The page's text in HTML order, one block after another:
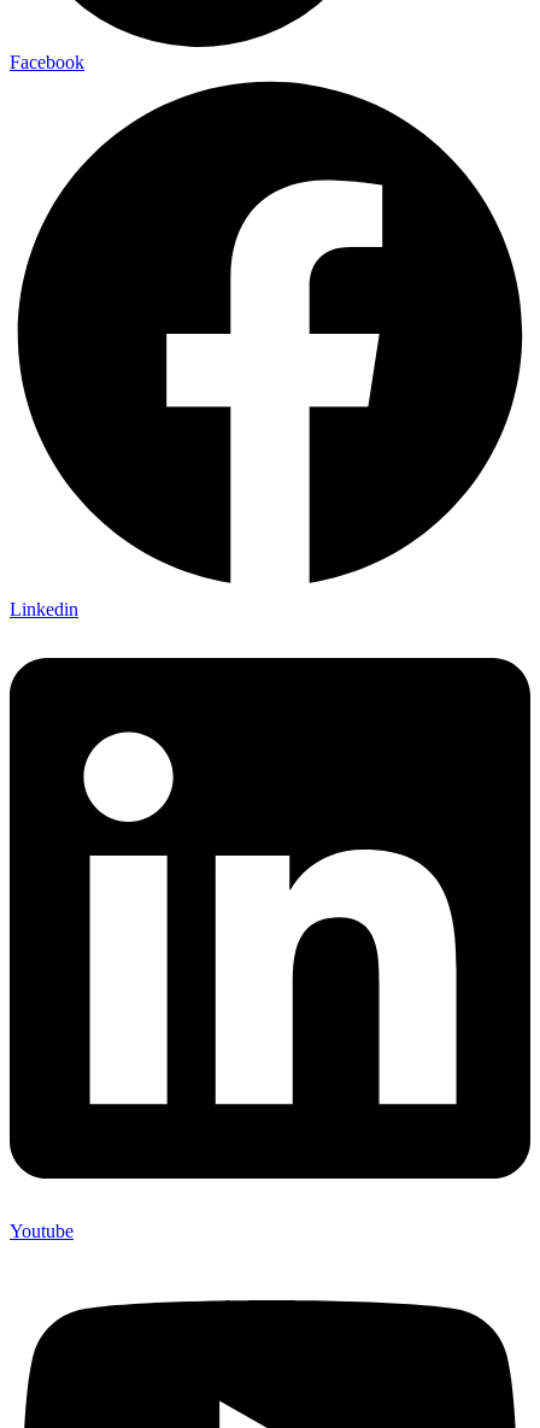
Facebook
Linkedin
Youtube